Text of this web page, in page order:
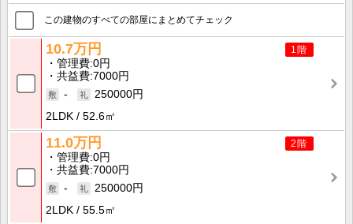
この建物のすべての部屋にまとめてチェック
1階
10.7万円
管理費 0円
共益費 7000円
-
250000円
2LDK
52.6㎡
2階
11.0万円
管理費 0円
共益費 7000円
-
250000円
2LDK
55.5㎡